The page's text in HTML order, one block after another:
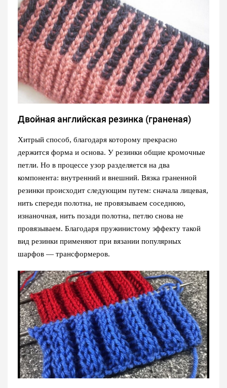
Двойная английская резинка (граненая)
Хитрый способ, благодаря которому прекрасно
держится форма и основа. У резинки общие кромочные
петли. Но в процессе узор разделяется на два
компонента: внутренний и внешний. Вязка граненной
резинки происходит следующим путем: сначала лицевая,
нить спереди полотна, не провязываем соседнюю,
изнаночная, нить позади полотна, петлю снова не
провязываем. Благодаря пружинистому эффекту такой
вид резинки применяют при вязании популярных
шарфов — трансформеров.